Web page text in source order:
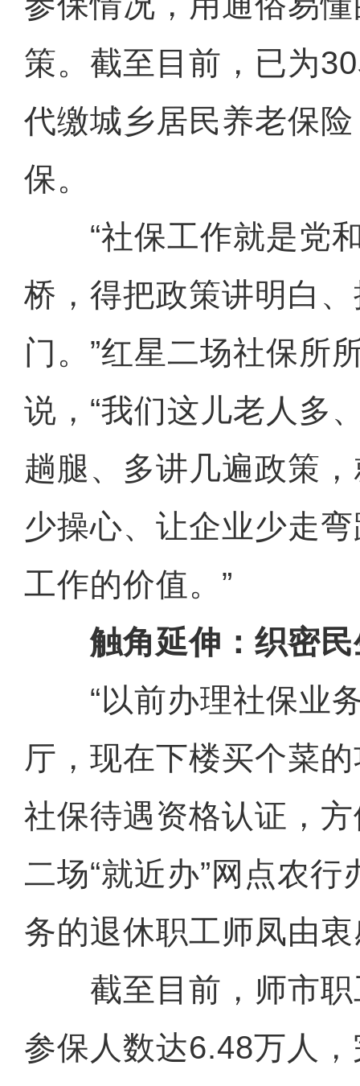
策。截至目前，已为
代缴城乡居民养老保
保。
“社保工作就是党和
桥，得把政策讲明白
门。”红星二场社保所
说，“我们这儿老人多
趟腿、多讲几遍政策
少操心、让企业少走
工作的价值。”
触角延伸：织密民
“以前办理社保业务
厅，现在下楼买个菜
社保待遇资格认证，
二场“就近办”网点农
务的退休职工师凤由
截至目前，师市职
参保人数达6.48万人